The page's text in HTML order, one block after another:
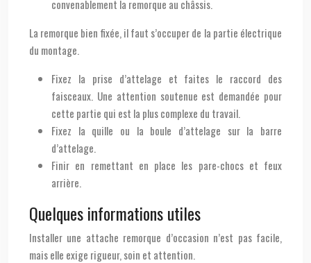
convenablement la remorque au châssis.
La remorque bien fixée, il faut s’occuper de la partie électrique
du montage.
Fixez la prise d’attelage et faites le raccord des
faisceaux. Une attention soutenue est demandée pour
cette partie qui est la plus complexe du travail.
Fixez la quille ou la boule d’attelage sur la barre
d’attelage.
Finir en remettant en place les pare-chocs et feux
arrière.
Quelques informations utiles
Installer une attache remorque d’occasion n’est pas facile,
mais elle exige rigueur, soin et attention.